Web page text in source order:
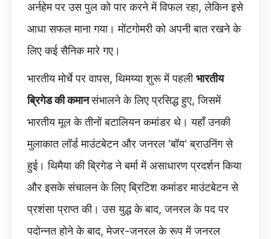
अर्नहेम पर उस पुल को पार करने में विफल रहा, लेकिन इसे
आधा सफल माना गया। मोंटगोमरी को अपनी बात रखने के
लिए कई सैनिक मारे गए।
भारतीय मोर्चे पर वापस, थिमय्या शुरू में पहलीभारतीय
ब्रिगेड की कमानसंभालने के लिए प्रसिद्ध हुए, जिसमें
भारतीय मूल के तीनों बटालियन कमांडर थे। यहाँ उनकी
मुलाकात लॉर्ड माउंटबेटन और जनरल 'बॉय' ब्राउनिंग से
हुई। थिमैया की ब्रिगेड ने बर्मा में असाधारण प्रदर्शन किया
और इसके संचालन के लिए ब्रिटिश कमांडर माउंटबेटन से
प्रशंसा प्राप्त की। उस युद्ध के बाद, जनरल के पद पर
पदोन्नत होने के बाद, मेजर-जनरल के रूप में जनरल